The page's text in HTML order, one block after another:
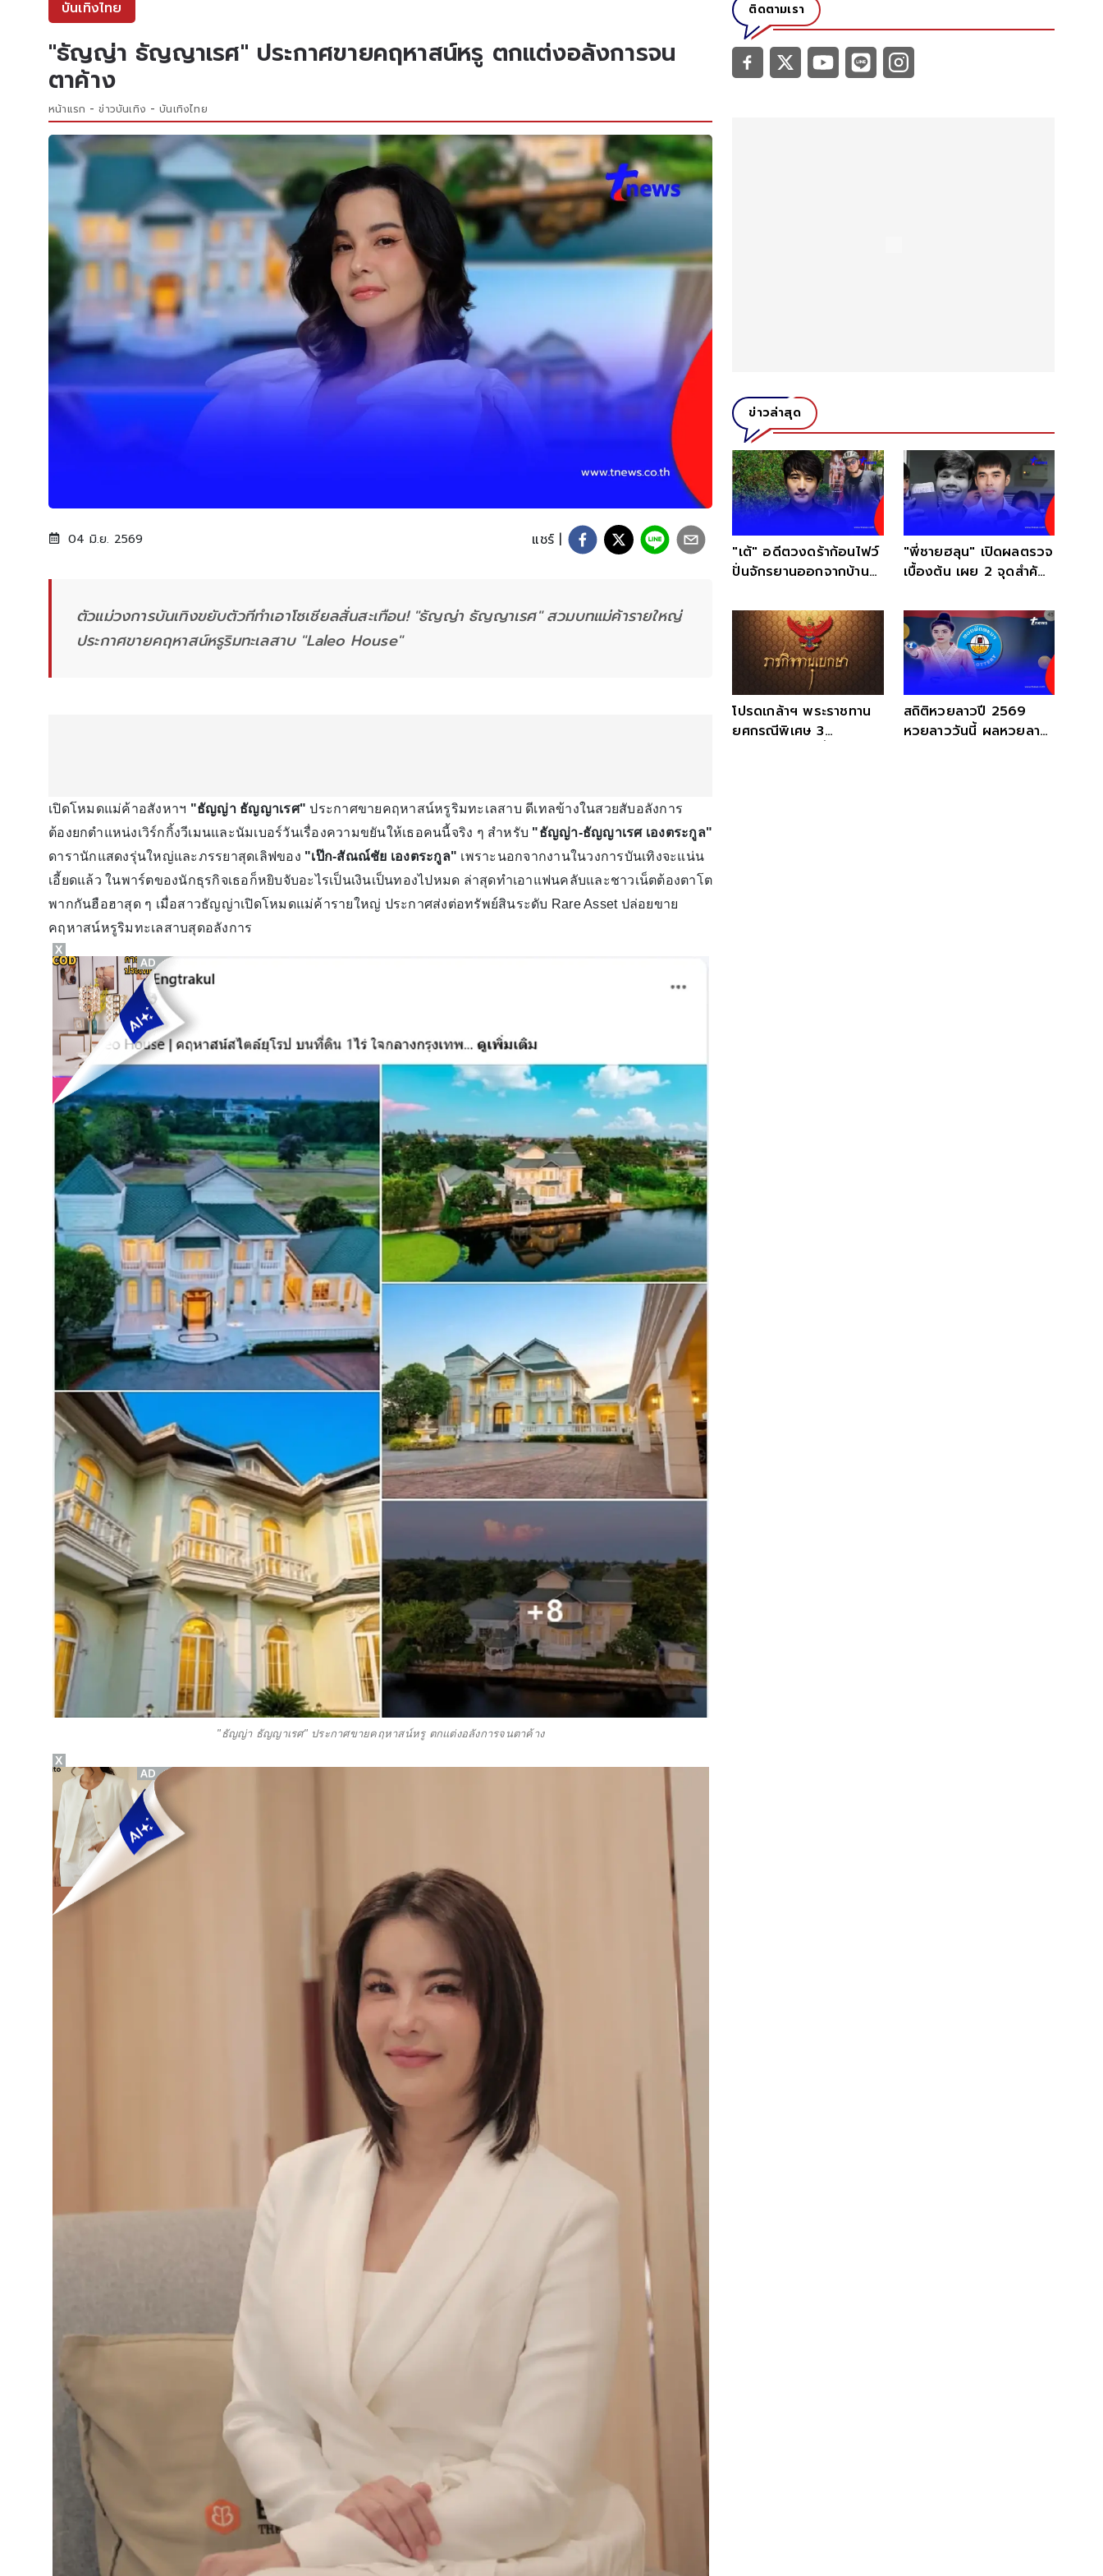
บันเทิงไทย
"ธัญญ่า ธัญญาเรศ" ประกาศขายคฤหาสน์หรู ตกแต่งอลังการจน
ตาค้าง
หน้าแรก ข่าวบันเทิง บันเทิงไทย
04 มิ.ย. 2569 แชร์ |
ตัวแม่วงการบันเทิงขยับตัวทีทำเอาโซเชียลสั่นสะเทือน! "ธัญญ่า ธัญญาเรศ" สวมบทแม่ค้ารายใหญ่
ประกาศขายคฤหาสน์หรูริมทะเลสาบ "Laleo House"
เปิดโหมดแม่ค้าอสังหาฯ "ธัญญ่า ธัญญาเรศ"ประกาศขายคฤหาสน์หรูริมทะเลสาบ ดีเทลข้างในสวยสับอลังการ
ต้องยกตำแหน่งเวิร์กกิ้งวีเมนและนัมเบอร์วันเรื่องความขยันให้เธอคนนี้จริง ๆ สำหรับ "ธัญญ่า-ธัญญาเรศ เองตระกูล"
ดารานักแสดงรุ่นใหญ่และภรรยาสุดเลิฟของ "เป๊ก-สัณณ์ชัย เองตระกูล" เพราะนอกจากงานในวงการบันเทิงจะแน่น
เอี้ยดแล้ว ในพาร์ตของนักธุรกิจเธอก็หยิบจับอะไรเป็นเงินเป็นทองไปหมด ล่าสุดทำเอาแฟนคลับและชาวเน็ตต้องตาโต
พากกันฮือฮาสุด ๆ เมื่อสาวธัญญ่าเปิดโหมดแม่ค้ารายใหญ่ ประกาศส่งต่อทรัพย์สินระดับ Rare Asset ปล่อยขาย
คฤหาสน์หรูริมทะเลสาบสุดอลังการ
"ธัญญ่า ธัญญาเรศ" ประกาศขายคฤหาสน์หรู ตกแต่งอลังการจนตาค้าง
ติดตามเรา
ข่าวล่าสุด
"เต้" อดีตวงดร้าก้อนไฟว์
ปั่นจักรยานออกจากบ้าน
"พี่ชายฮลุน" เปิดผลตรวจ
เบื้องต้น เผย 2 จุดสำคัญ
โปรดเกล้าฯ พระราชทาน
ยศกรณีพิเศษ 3
สถิติหวยลาวปี 2569
หวยลาววันนี้ ผลหวยลาว
X
X